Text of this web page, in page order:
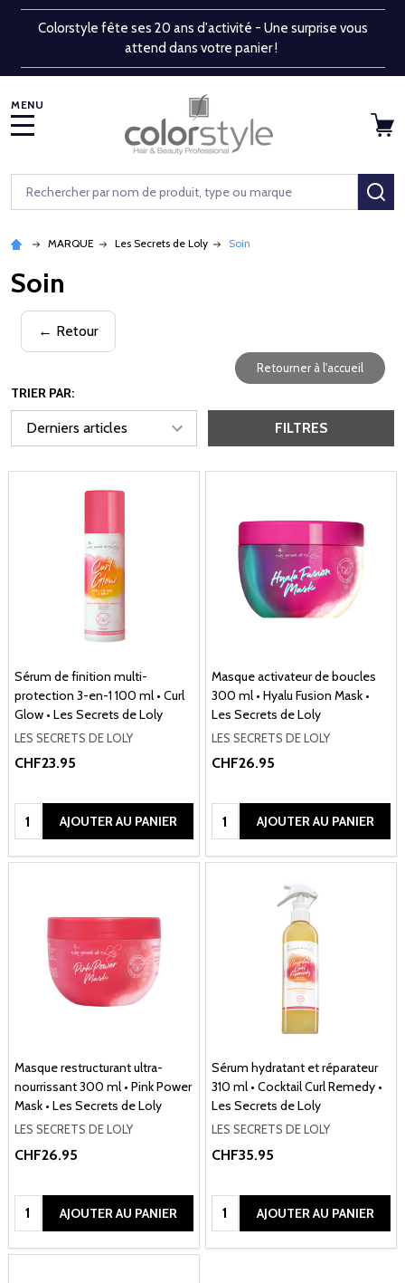
Colorstyle fête ses 20 ans d'activité - Une surprise vous
attend dans votre panier !
Rechercher
MARQUE Les Secrets de Loly Soin
Soin
← Retour
Retourner à l'accueil
TRIER PAR:
FILTRES
Sérum de finition multi-
protection 3-en-1 100 ml • Curl
Glow • Les Secrets de Loly
LES SECRETS DE LOLY
CHF23.95
Quantité:AJOUTER AU PANIER
Masque activateur de boucles
300 ml • Hyalu Fusion Mask •
Les Secrets de Loly
LES SECRETS DE LOLY
CHF26.95
Quantité:AJOUTER AU PANIER
Masque restructurant ultra-
nourrissant 300 ml • Pink Power
Mask • Les Secrets de Loly
LES SECRETS DE LOLY
CHF26.95
Quantité:AJOUTER AU PANIER
Sérum hydratant et réparateur
310 ml • Cocktail Curl Remedy •
Les Secrets de Loly
LES SECRETS DE LOLY
CHF35.95
Quantité:AJOUTER AU PANIER